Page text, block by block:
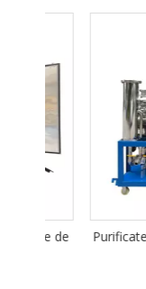
Purificateur